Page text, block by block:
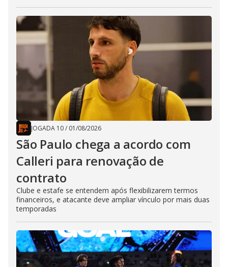
JOGADA 10/ 01/08/2026
São Paulo chega a acordo com
Calleri para renovação de
contrato
Clube e estafe se entendem após flexibilizarem termos
financeiros, e atacante deve ampliar vínculo por mais duas
temporadas